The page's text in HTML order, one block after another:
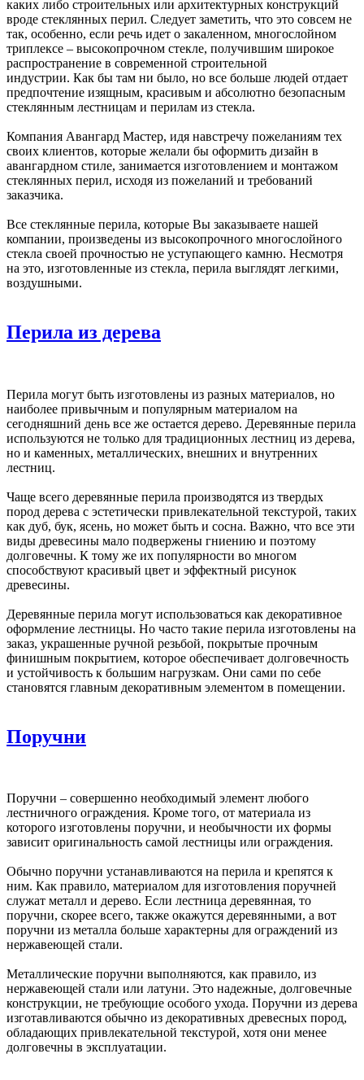
каких либо строительных или архитектурных конструкций
вроде стеклянных перил. Следует заметить, что это совсем не
так, особенно, если речь идет о закаленном, многослойном
триплексе – высокопрочном стекле, получившим широкое
распространение в современной строительной
индустрии. Как бы там ни было, но все больше людей отдает
предпочтение изящным, красивым и абсолютно безопасным
стеклянным лестницам и перилам из стекла.
Компания Авангард Мастер, идя навстречу пожеланиям тех
своих клиентов, которые желали бы оформить дизайн в
авангардном стиле, занимается изготовлением и монтажом
стеклянных перил, исходя из пожеланий и требований
заказчика.
Все стеклянные перила, которые Вы заказываете нашей
компании, произведены из высокопрочного многослойного
стекла своей прочностью не уступающего камню. Несмотря
на это, изготовленные из стекла, перила выглядят легкими,
воздушными.
Перила из дерева
Перила могут быть изготовлены из разных материалов, но
наиболее привычным и популярным материалом на
сегодняшний день все же остается дерево. Деревянные перила
используются не только для традиционных лестниц из дерева,
но и каменных, металлических, внешних и внутренних
лестниц.
Чаще всего деревянные перила производятся из твердых
пород дерева с эстетически привлекательной текстурой, таких
как дуб, бук, ясень, но может быть и сосна. Важно, что все эти
виды древесины мало подвержены гниению и поэтому
долговечны. К тому же их популярности во многом
способствуют красивый цвет и эффектный рисунок
древесины.
Деревянные перила могут использоваться как декоративное
оформление лестницы. Но часто такие перила изготовлены на
заказ, украшенные ручной резьбой, покрытые прочным
финишным покрытием, которое обеспечивает долговечность
и устойчивость к большим нагрузкам. Они сами по себе
становятся главным декоративным элементом в помещении.
Поручни
Поручни – совершенно необходимый элемент любого
лестничного ограждения. Кроме того, от материала из
которого изготовлены поручни, и необычности их формы
зависит оригинальность самой лестницы или ограждения.
Обычно поручни устанавливаются на перила и крепятся к
ним. Как правило, материалом для изготовления поручней
служат металл и дерево. Если лестница деревянная, то
поручни, скорее всего, также окажутся деревянными, а вот
поручни из металла больше характерны для ограждений из
нержавеющей стали.
Металлические поручни выполняются, как правило, из
нержавеющей стали или латуни. Это надежные, долговечные
конструкции, не требующие особого ухода. Поручни из дерева
изготавливаются обычно из декоративных древесных пород,
обладающих привлекательной текстурой, хотя они менее
долговечны в эксплуатации.